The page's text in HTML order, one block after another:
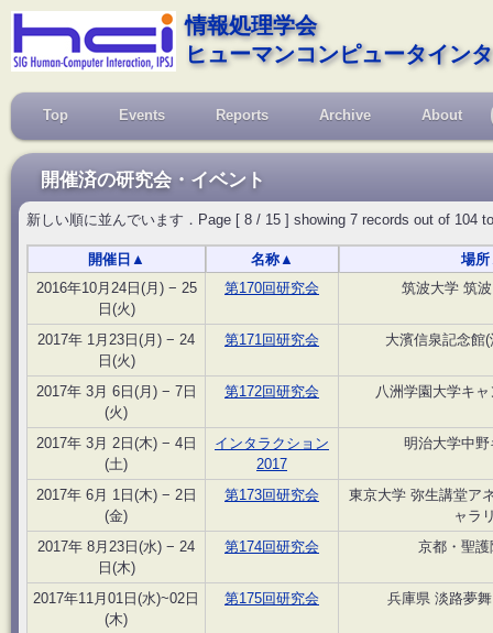
情報処理学会
ヒューマンコンピュータイン
Top Events Reports Archive About
開催済の研究会・イベント
新しい順に並んでいます．Page [ 8 / 15 ] showing 7 records out of 104
開催日 ▲ 名称 ▲ 場所
2016年10月24日(月) − 25
日(火)
第170回研究会 筑波大学 筑
2017年 1月23日(月) − 24
日(火)
第171回研究会 大濱信泉記念館
2017年 3月 6日(月) − 7日
(火)
第172回研究会 八洲学園大学キ
2017年 3月 2日(木) − 4日
(土)
インタラクション
2017
明治大学中
2017年 6月 1日(木) − 2日
(金)
第173回研究会
東京大学 弥生講堂ア
ャラ
2017年 8月23日(水) − 24
日(木)
第174回研究会 京都・聖
2017年11月01日(水)~02日
(木)
第175回研究会 兵庫県 淡路夢